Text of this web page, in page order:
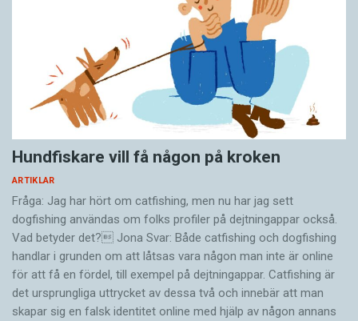
Hundfiskare vill få någon på kroken
ARTIKLAR
Fråga: Jag har hört om catfishing, men nu har jag sett
dogfishing användas om folks profiler på dejtningappar också.
Vad betyder det? Jona Svar: Både catfishing och dogfishing
handlar i grunden om att låtsas vara någon man inte är online
för att få en fördel, till exempel på dejtningappar. Catfishing är
det ursprungliga uttrycket av dessa två och innebär att man
skapar sig en falsk identitet online med hjälp av någon annans